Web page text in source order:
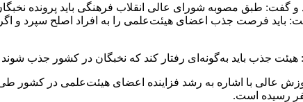
و گفت: طبق مصوبه شورای عالی انقلاب فرهنگی باید پرونده
باید فرصت جذب اعضای هیئت‌علمی را به افراد اصلح سپرد و اگر
هیئت جذب باید به‌گونه‌ای رفتار کند که نخبگان در کشور جذب